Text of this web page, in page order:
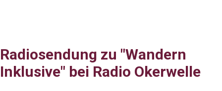
Radiosendung zu "Wandern
Inklusive" bei Radio Okerwelle